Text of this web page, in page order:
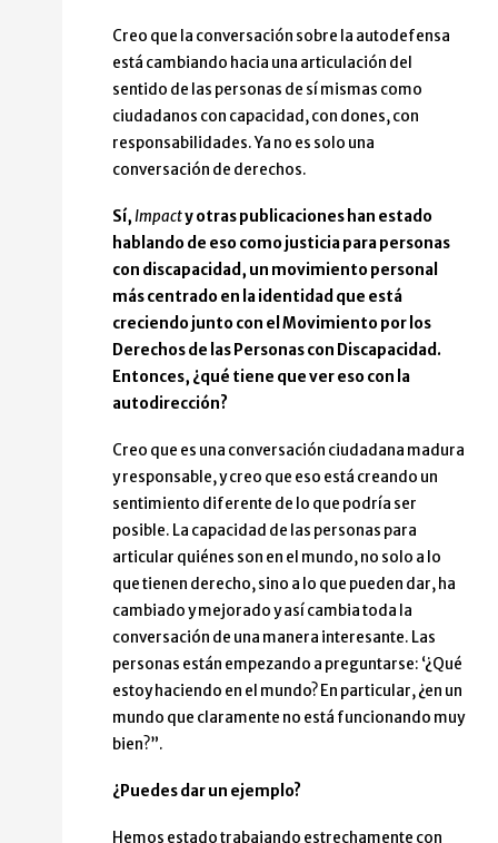
Creo que la conversación sobre la autodefensa
está cambiando hacia una articulación del
sentido de las personas de sí mismas como
ciudadanos con capacidad, con dones, con
responsabilidades. Ya no es solo una
conversación de derechos.
Sí,Impacty otras publicaciones han estado
hablando de eso como justicia para personas
con discapacidad, un movimiento personal
más centrado en la identidad que está
creciendo junto con el Movimiento por los
Derechos de las Personas con Discapacidad.
Entonces, ¿qué tiene que ver eso con la
autodirección?
Creo que es una conversación ciudadana madura
y responsable, y creo que eso está creando un
sentimiento diferente de lo que podría ser
posible. La capacidad de las personas para
articular quiénes son en el mundo, no solo a lo
que tienen derecho, sino a lo que pueden dar, ha
cambiado y mejorado y así cambia toda la
conversación de una manera interesante. Las
personas están empezando a preguntarse: ‘¿Qué
estoy haciendo en el mundo? En particular, ¿en un
mundo que claramente no está funcionando muy
bien?”.
¿Puedes dar un ejemplo?
Hemos estado trabajando estrechamente con